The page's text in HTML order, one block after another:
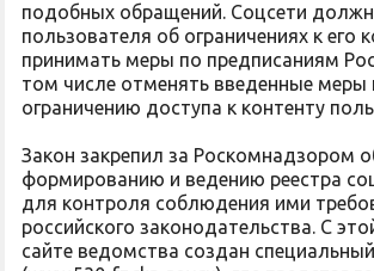
подобных обращений. Соцсети
пользователя об ограничениях к его
принимать меры по предписаниям
том числе отменять введенные меры
ограничению доступа к контенту
Закон закрепил за Роскомнадзором
формированию и ведению реестра
для контроля соблюдения ими
российского законодательства. С
сайте ведомства создан